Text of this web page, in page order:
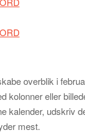
overblik i
kolonner eller
kalender, udskriv
mest.